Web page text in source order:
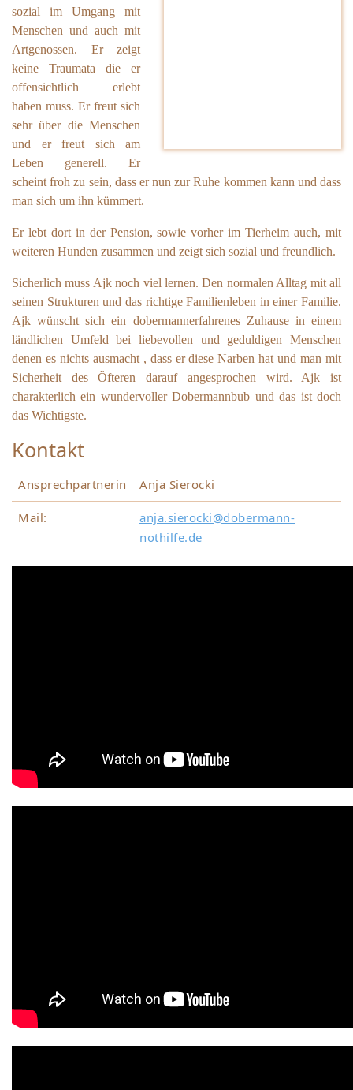
sozial im Umgang mit
Menschen und auch mit
Artgenossen. Er zeigt
keine Traumata die er
offensichtlich erlebt
haben muss. Er freut sich
sehr über die Menschen
und er freut sich am
Leben generell. Er
scheint froh zu sein, dass er nun zur Ruhe kommen kann und dass
man sich um ihn kümmert.
Er lebt dort in der Pension, sowie vorher im Tierheim auch, mit
weiteren Hunden zusammen und zeigt sich sozial und freundlich.
Sicherlich muss Ajk noch viel lernen. Den normalen Alltag mit all
seinen Strukturen und das richtige Familienleben in einer Familie.
Ajk wünscht sich ein dobermannerfahrenes Zuhause in einem
ländlichen Umfeld bei liebevollen und geduldigen Menschen
denen es nichts ausmacht , dass er diese Narben hat und man mit
Sicherheit des Öfteren darauf angesprochen wird. Ajk ist
charakterlich ein wundervoller Dobermannbub und das ist doch
das Wichtigste.
Kontakt
Ansprechpartnerin Anja Sierocki
Mail:
anja.sierocki@dobermann-
nothilfe.de